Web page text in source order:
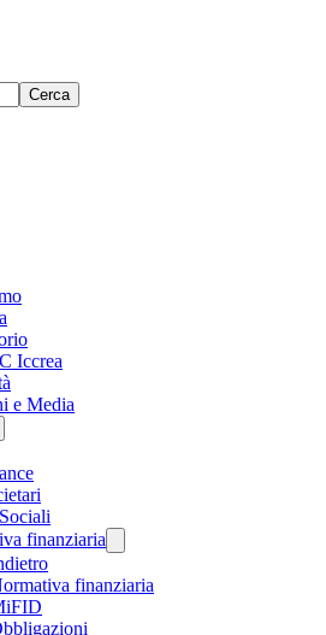
Cerca
Iccrea
e Media
finanziaria
finanziaria